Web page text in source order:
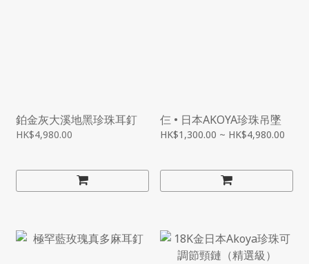
鉑金灰大溪地黑珍珠耳釘
HK$4,980.00
仨 • 日本AKOYA珍珠吊墜
HK$1,300.00 ~ HK$4,980.00